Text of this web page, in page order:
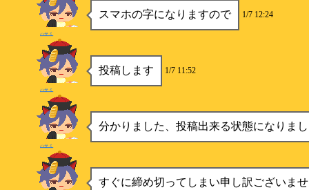
スマホの字になりますので 1/7 12:24
ハサミ
投稿します 1/7 11:52
ハサミ
分かりました、投稿出来る状態になりま
ハサミ
すぐに締め切ってしまい申し訳ございま